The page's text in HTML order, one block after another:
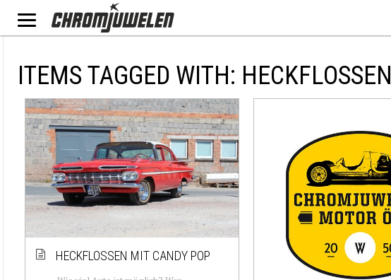
ITEMS TAGGED WITH: HECKFLOSSEN
HECKFLOSSEN MIT CANDY POP